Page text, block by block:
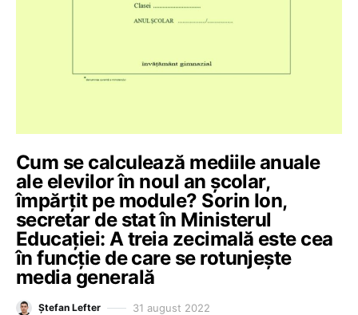
Cum se calculează mediile anuale
ale elevilor în noul an școlar,
împărțit pe module? Sorin Ion,
secretar de stat în Ministerul
Educației: A treia zecimală este cea
în funcție de care se rotunjește
media generală
Ștefan Lefter 31 august 2022